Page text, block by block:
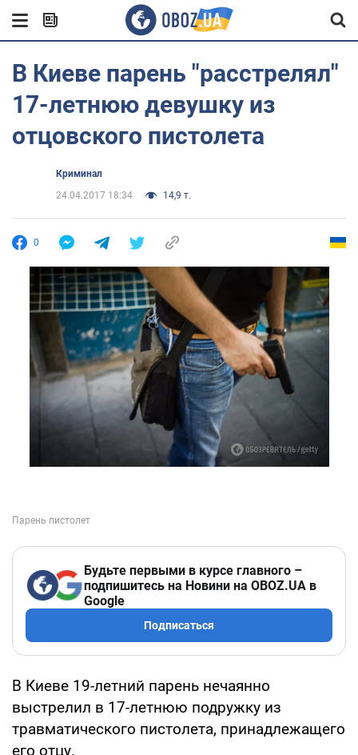
В Киеве парень "расстрелял"
17-летнюю девушку из
отцовского пистолета
Криминал
24.04.2017 18:34
14,9 т.
0
Будьте первыми в курсе главного –
подпишитесь на Новини на OBOZ.UA в
Google
Подписаться
В Киеве 19-летний парень нечаянно
выстрелил в 17-летнюю подружку из
травматического пистолета, принадлежащего
его отцу.